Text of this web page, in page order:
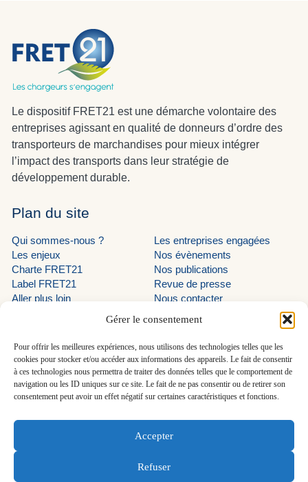
Gérer le consentement
Pour offrir les meilleures expériences, nous utilisons des technologies telles que les
cookies pour stocker et/ou accéder aux informations des appareils. Le fait de consentir
à ces technologies nous permettra de traiter des données telles que le comportement de
navigation ou les ID uniques sur ce site. Le fait de ne pas consentir ou de retirer son
consentement peut avoir un effet négatif sur certaines caractéristiques et fonctions.
Accepter
Refuser
Le dispositif FRET21 est une démarche volontaire des
entreprises agissant en qualité de donneurs d’ordre des
transporteurs de marchandises pour mieux intégrer
l’impact des transports dans leur stratégie de
développement durable.
Plan du site
Qui sommes-nous ?
Les enjeux
Charte FRET21
Label FRET21
Aller plus loin
Les entreprises engagées
Nos évènements
Nos publications
Revue de presse
Nous contacter
LinkedIn programme EVE
LinkedIn AUTF
LinkedIn FRET21
En savoir plus
Découvrir le programme EVE
FRET21 - Tous droits réservés